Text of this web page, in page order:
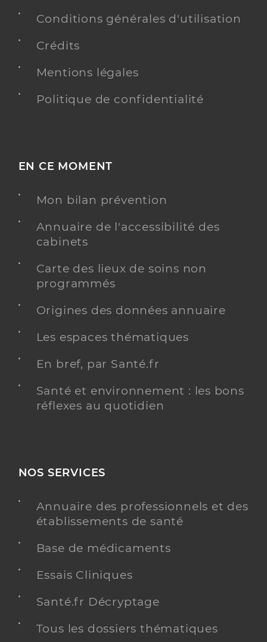
Conditions générales d'utilisation
Crédits
Mentions légales
Politique de confidentialité
EN CE MOMENT
Mon bilan prévention
Annuaire de l'accessibilité des
cabinets
Carte des lieux de soins non
programmés
Origines des données annuaire
Les espaces thématiques
En bref, par Santé.fr
Santé et environnement : les bons
réflexes au quotidien
NOS SERVICES
Annuaire des professionnels et des
établissements de santé
Base de médicaments
Essais Cliniques
Santé.fr Décryptage
Tous les dossiers thématiques